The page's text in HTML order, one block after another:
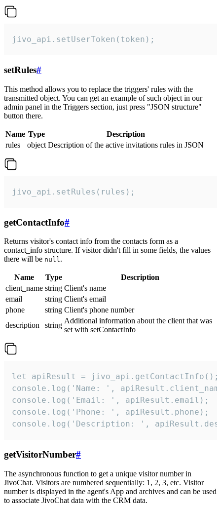
jivo_api.setUserToken(token);
setRules#
This method allows you to replace the triggers' rules with the
transmitted object. You can get an example of such object in our
admin panel in the Triggers section, just press "JSON structure"
button there.
Name Type
Description
rules
object Description of the active invitations rules in JSON
jivo_api.setRules(rules);
getContactInfo#
Returns visitor's contact info from the contacts form as a
contact_info structure. If visitor didn't fill in some fields, the values
there will be null.
Name Type
Description
client_name string Client's name
email
string Client's email
phone
string Client's phone number
description
string
Additional information about the client that was
set with setContactInfo
let apiResult = jivo_api.getContactInfo();
console.log('Name: ',
console.log('Email: ', apiResult.email);
console.log('Phone: ', apiResult.phone);
console.log('Description: ',
getVisitorNumber#
The asynchronous function to get a unique visitor number in
JivoChat. Visitors are numbered sequentially: 1, 2, 3, etc. Visitor
number is displayed in the agent's App and archives and can be used
to associate JivoChat data with the CRM data.